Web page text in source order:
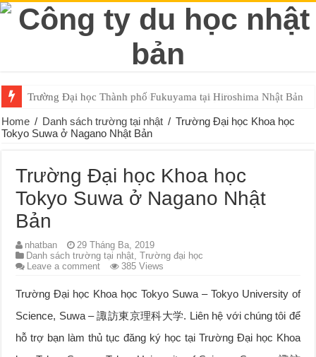
Trường Đại học Thành phố Fukuyama tại Hiroshima Nhật Bản
Trường Đại học Hiroshima Gakuen tại Nhật Bản
Home / Danh sách trường tại nhật / Trường Đại học Khoa học
Tokyo Suwa ở Nagano Nhật Bản
Trường Đại học Khoa học
Tokyo Suwa ở Nagano Nhật
Bản
nhatban
29 Tháng Ba, 2019
Danh sách trường tại nhật,Trường đại học
Leave a comment
385 Views
Trường Đại học Khoa học Tokyo Suwa – Tokyo University of
Science, Suwa – 諏訪東京理科大学. Liên hệ với chúng tôi để
hỗ trợ bạn làm thủ tục đăng ký học tại Trường Đại học Khoa